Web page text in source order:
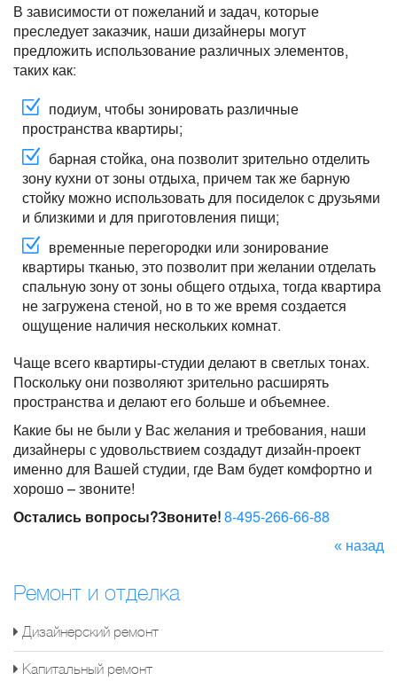
В зависимости от пожеланий и задач, которые
преследует заказчик, наши дизайнеры могут
предложить использование различных элементов,
таких как:
подиум, чтобы зонировать различные
пространства квартиры;
барная стойка, она позволит зрительно отделить
зону кухни от зоны отдыха, причем так же барную
стойку можно использовать для посиделок с друзьями
и близкими и для приготовления пищи;
временные перегородки или зонирование
квартиры тканью, это позволит при желании отделать
спальную зону от зоны общего отдыха, тогда квартира
не загружена стеной, но в то же время создается
ощущение наличия нескольких комнат.
Чаще всего квартиры-студии делают в светлых тонах.
Поскольку они позволяют зрительно расширять
пространства и делают его больше и объемнее.
Какие бы не были у Вас желания и требования, наши
дизайнеры с удовольствием создадут дизайн-проект
именно для Вашей студии, где Вам будет комфортно и
хорошо – звоните!
Остались вопросы?Звоните!8-495-266-66-88
« назад
Ремонт и отделка
Дизайнерский ремонт
Капитальный ремонт